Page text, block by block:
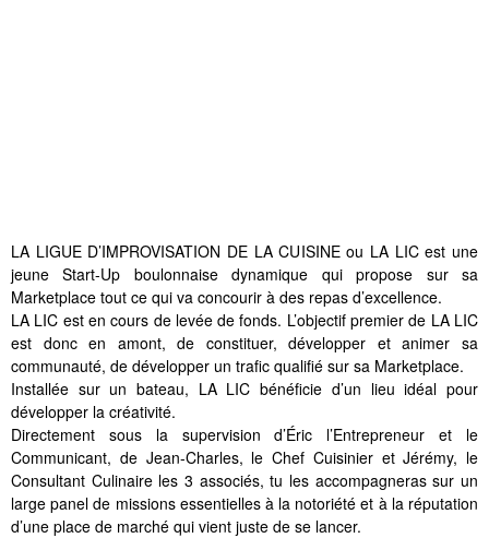
LA LIGUE D’IMPROVISATION DE LA CUISINE ou LA LIC est une
jeune Start-Up boulonnaise dynamique qui propose sur sa
Marketplace tout ce qui va concourir à des repas d’excellence.
LA LIC est en cours de levée de fonds. L’objectif premier de LA LIC
est donc en amont, de constituer, développer et animer sa
communauté, de développer un trafic qualifié sur sa Marketplace.
Installée sur un bateau, LA LIC bénéficie d’un lieu idéal pour
développer la créativité.
Directement sous la supervision d’Éric l’Entrepreneur et le
Communicant, de Jean-Charles, le Chef Cuisinier et Jérémy, le
Consultant Culinaire les 3 associés, tu les accompagneras sur un
large panel de missions essentielles à la notoriété et à la réputation
d’une place de marché qui vient juste de se lancer.